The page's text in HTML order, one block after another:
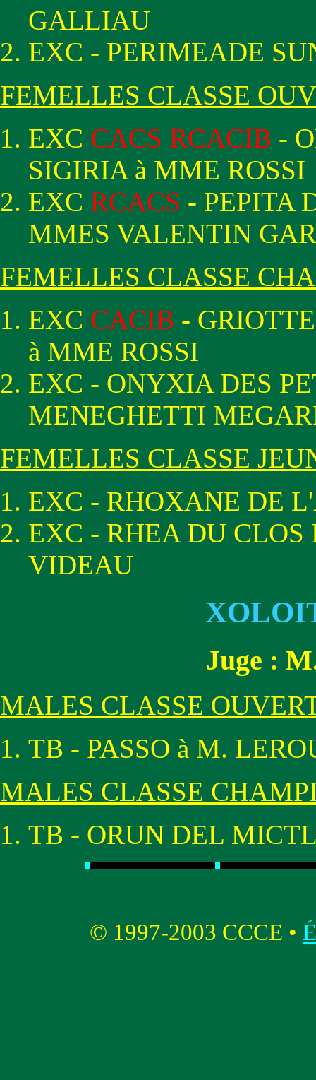
GALLIAU
EXC - PERIMEADE
FEMELLES CLASSE
EXC CACS RCACIB -
SIGIRIA à MME ROSSI
EXC RCACS - PEPITA
MMES VALENTIN
FEMELLES CLASSE
EXC CACIB -
à MME ROSSI
EXC - ONYXIA DES
MENEGHETTI
FEMELLES CLASSE
EXC - RHOXANE DE
EXC - RHEA DU
VIDEAU
Juge :
MALES CLASSE
TB - PASSO à M.
MALES CLASSE
TB - ORUN DEL
© 1997-2003 CCCE •